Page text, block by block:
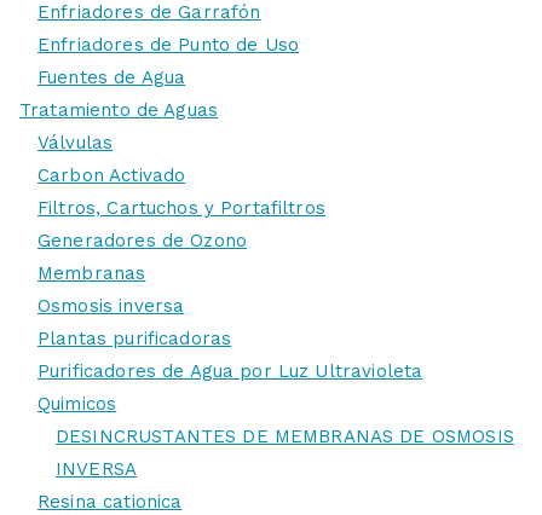
Enfriadores de Garrafón
Enfriadores de Punto de Uso
Fuentes de Agua
Tratamiento de Aguas
Válvulas
Carbon Activado
Filtros, Cartuchos y Portafiltros
Generadores de Ozono
Membranas
Osmosis inversa
Plantas purificadoras
Purificadores de Agua por Luz Ultravioleta
Quimicos
DESINCRUSTANTES DE MEMBRANAS DE OSMOSIS
INVERSA
Resina cationica